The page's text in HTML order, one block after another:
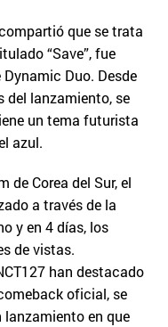
que se trata
“Save”, fue
Duo. Desde
del lanzamiento, se
un tema futurista
azul.
de Corea del Sur, el
a través de la
y en 4 días, los
de vistas.
han destacado
oficial, se
en que